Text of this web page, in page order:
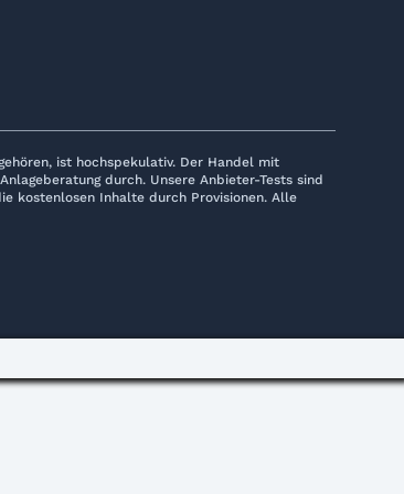
ist hochspekulativ. Der Handel mit
durch. Unsere Anbieter-Tests sind
kostenlosen Inhalte durch Provisionen. Alle